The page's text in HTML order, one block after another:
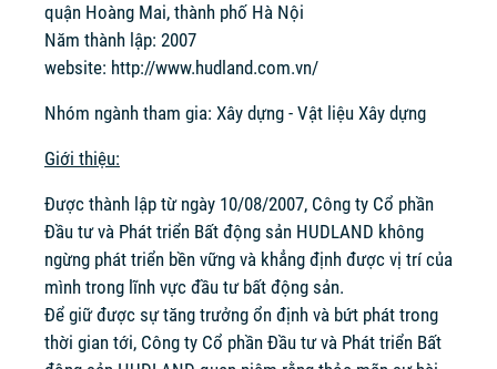
quận Hoàng Mai, thành phố Hà Nội
Năm thành lập: 2007
website: http://www.hudland.com.vn/
Nhóm ngành tham gia: Xây dựng - Vật liệu Xây dựng
Giới thiệu:
Được thành lập từ ngày 10/08/2007, Công ty Cổ phần
Đầu tư và Phát triển Bất động sản HUDLAND không
ngừng phát triển bền vững và khẳng định được vị trí của
mình trong lĩnh vực đầu tư bất động sản.
Để giữ được sự tăng trưởng ổn định và bứt phát trong
thời gian tới, Công ty Cổ phần Đầu tư và Phát triển Bất